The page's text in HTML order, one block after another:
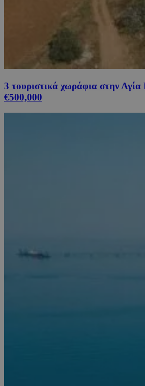
3 τουριστικά χωράφια στην
€500,000